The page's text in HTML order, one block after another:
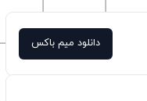
دانلود میم باکس